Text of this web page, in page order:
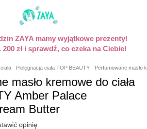
ZAYA mamy wyjątkowe prezenty!
zł i sprawdź, co czeka na Ciebie!
Pielęgnacja ciała TOP BEAUTY Perfumowane masło
masło kremowe do ciała
Amber Palace
Butter
opinię